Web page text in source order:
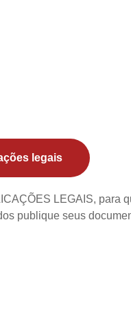
legais
LEGAIS, para
publique seus